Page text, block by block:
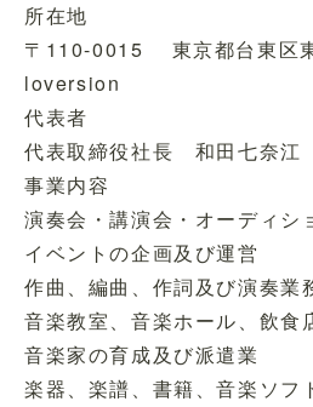
所在地
〒110-0015 東京都台東区
loversion
代表者
代表取締役社長 和田七奈江
事業内容
演奏会・講演会・オーディシ
イベントの企画及び運営
作曲、編曲、作詞及び演奏業
音楽教室、音楽ホール、飲食
音楽家の育成及び派遣業
楽器、楽譜、書籍、音楽ソフ